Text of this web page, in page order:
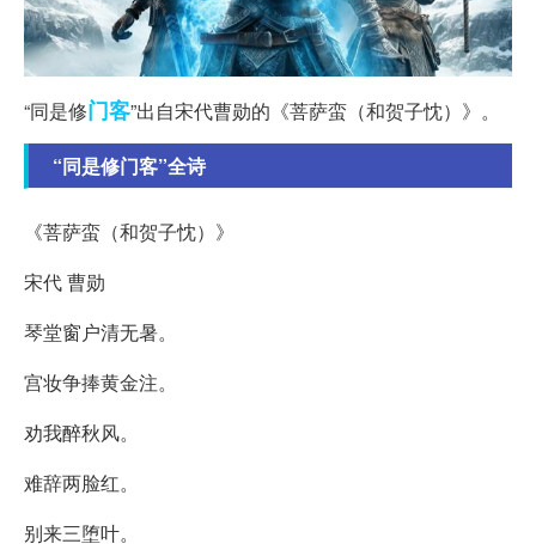
“同是修门客”出自宋代曹勋的《菩萨蛮（和贺子忱）》。
“同是修门客”全诗
《菩萨蛮（和贺子忱）》
宋代 曹勋
琴堂窗户清无暑。
宫妆争捧黄金注。
劝我醉秋风。
难辞两脸红。
别来三堕叶。